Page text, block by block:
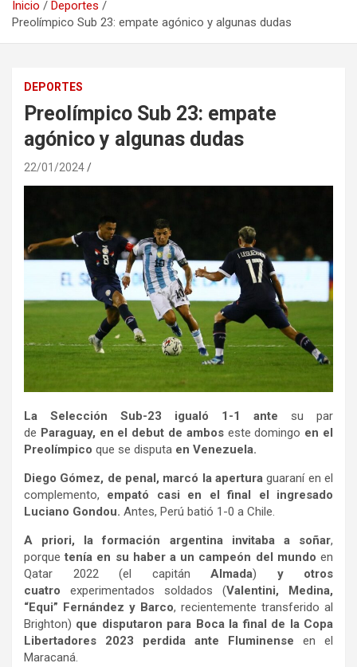
Inicio
Deportes
Preolímpico Sub 23: empate agónico y algunas dudas
DEPORTES
Preolímpico Sub 23: empate
agónico y algunas dudas
22/01/2024
La Selección Sub-23 igualó 1-1 ante su par
de Paraguay, en el debut de ambos este domingo en el
Preolímpico que se disputa en Venezuela.
Diego Gómez, de penal, marcó la apertura guaraní en el
complemento, empató casi en el final el ingresado
Luciano Gondou. Antes, Perú batió 1-0 a Chile.
A priori, la formación argentina invitaba a soñar,
porquetenía en su haber a un campeón del mundo en
Qatar 2022 (el capitán Almada) y otros
cuatro experimentados soldados (Valentini, Medina,
“Equi” Fernández y Barco, recientemente transferido al
Brighton) que disputaron para Boca la final de la Copa
Libertadores 2023 perdida ante Fluminense en el
Maracaná.